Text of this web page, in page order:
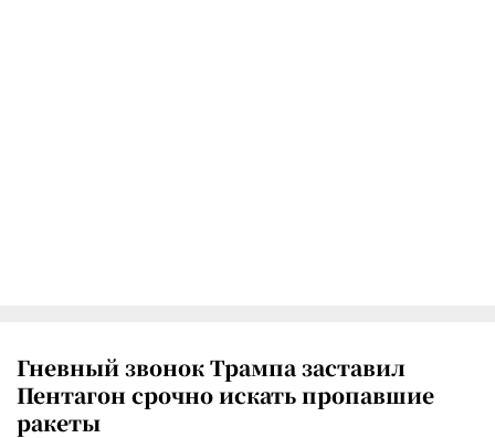
Гневный звонок Трампа заставил
Пентагон срочно искать пропавшие
ракеты